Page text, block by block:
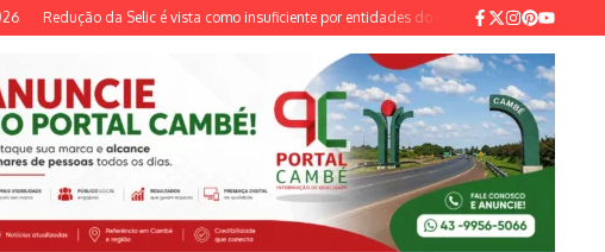
Redução da Selic é vista como insuficiente por entidades do setor industrial e sindical